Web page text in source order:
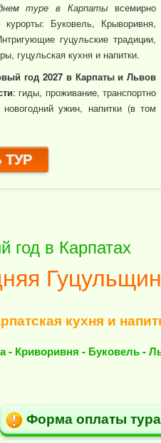
туре в Карпатывсемирно
курорты: Буковель, Крыворивня,
гуцульские традиции,
гуцульская кухня и напитки.
год 2027 в Карпаты и Львов
: гиды, проживание, транспортно
ужин, напитки (в том
ТУР
год в Карпатах
кухня и
- Криворивня - Буковель -
Форма оплаты тура